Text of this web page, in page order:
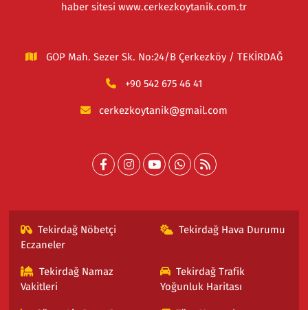
haber sitesi www.cerkezkoytanik.com.tr
GOP Mah. Sezer Sk. No:24/B Çerkezköy / TEKİRDAĞ
+90 542 675 46 41
cerkezkoytanik@gmail.com
Tekirdağ Nöbetçi
Eczaneler
Tekirdağ Hava Durumu
Tekirdağ Namaz
Vakitleri
Tekirdağ Trafik
Yoğunluk Haritası